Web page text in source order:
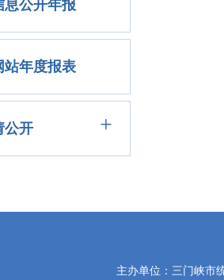
息公开年报
站年度报表
公开 +
主办单位：三门峡市